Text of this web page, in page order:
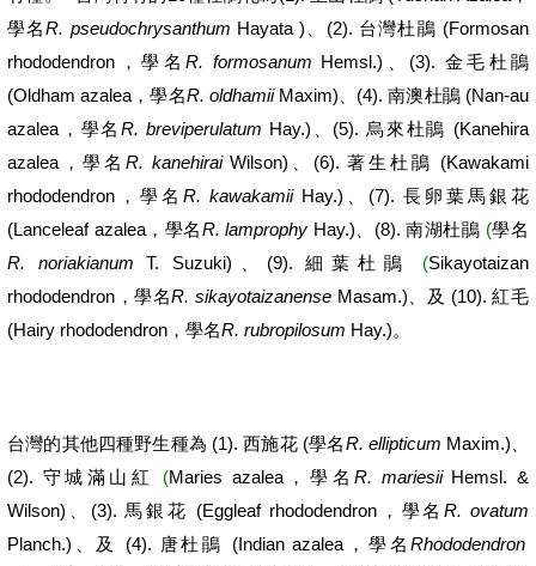
學名R. pseudochrysanthum Hayata ) (2). 台灣杜鵑 (Formosan
rhododendron ，學名 R. formosanum Hemsl.) (3). 金毛杜鵑
(Oldham azalea ，學名R. oldhamiiMaxim) (4).南澳杜鵑(Nan-au
azalea ，學名R. breviperulatum Hay.) (5). 烏來杜鵑 (Kanehira
azalea ，學名 R. kanehiraiWilson) (6).著生杜鵑
(Kawakami
rhododendron ，學名 R. kawakamiiHay.) (7). 長卵葉馬銀花
(Lanceleaf azalea，學名R. lamprophy Hay.) (8). 南湖杜鵑 (學名
R. noriakianum T. Suzuki) (9).細葉杜鵑 (Sikayotaizan
rhododendron ，學名R. sikayotaizanenseMasam.) 、及 (10).紅毛
(Hairy rhododendron ，學名R. rubropilosum Hay.)。
台灣的其他四種野生種為 (1).西施花(學名R. ellipticum Maxim.)
(2). 守城滿山紅 (Maries azalea，學名R. mariesiiHemsl. &
Wilson)
(3). 馬銀花 (Eggleaf rhododendron ，學名R. ovatum
Planch.) 、及 (4). 唐杜鵑 (Indian azalea ，學名Rhododendron